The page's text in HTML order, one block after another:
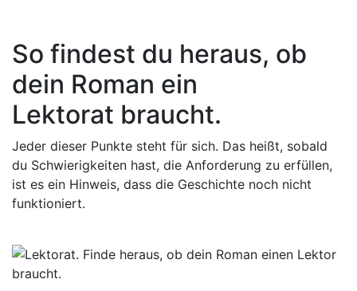
So findest du heraus, ob
dein Roman ein
Lektorat braucht.
Jeder dieser Punkte steht für sich. Das heißt, sobald
du Schwierigkeiten hast, die Anforderung zu erfüllen,
ist es ein Hinweis, dass die Geschichte noch nicht
funktioniert.